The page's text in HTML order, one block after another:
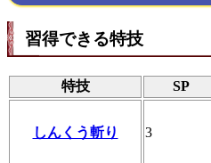
習得できる特技
特技 SP
しんくう斬り 3